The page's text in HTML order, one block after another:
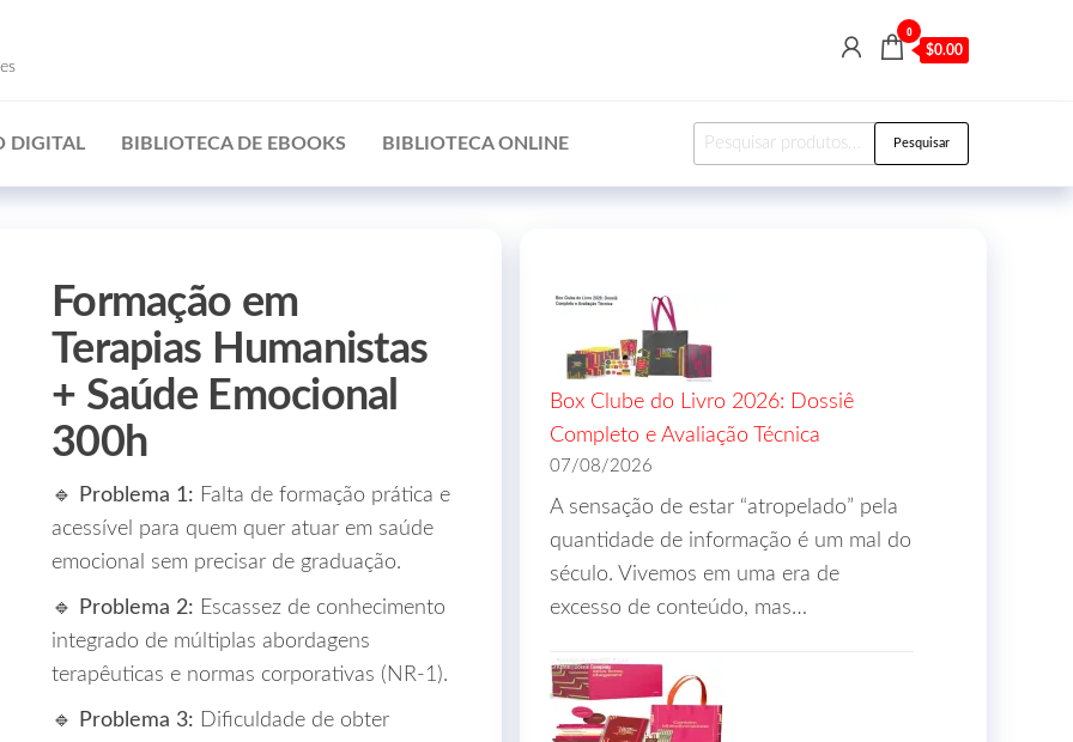
0
$0.00
DIGITAL BIBLIOTECA DE EBOOKS BIBLIOTECA ONLINE Pesquisar
Formação em
Terapias Humanistas
+ Saúde Emocional
300h
🔹 Problema 1: Falta de formação prática e
acessível para quem quer atuar em saúde
emocional sem precisar de graduação.
🔹 Problema 2: Escassez de conhecimento
integrado de múltiplas abordagens
terapêuticas e normas corporativas (NR-1).
🔹 Problema 3: Dificuldade de obter
Box Clube do Livro 2026: Dossiê
Completo e Avaliação Técnica
07/08/2026
A sensação de estar “atropelado” pela
quantidade de informação é um mal do
século. Vivemos em uma era de
excesso de conteúdo, mas…